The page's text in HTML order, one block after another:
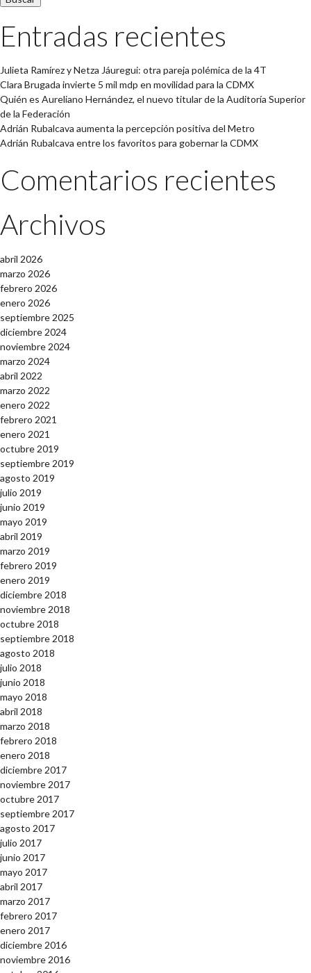
Entradas recientes
Julieta Ramírez y Netza Jáuregui: otra pareja polémica de la 4T
Clara Brugada invierte 5 mil mdp en movilidad para la CDMX
Quién es Aureliano Hernández, el nuevo titular de la Auditoría Superior
de la Federación
Adrián Rubalcava aumenta la percepción positiva del Metro
Adrián Rubalcava entre los favoritos para gobernar la CDMX
Comentarios recientes
Archivos
abril 2026
marzo 2026
febrero 2026
enero 2026
septiembre 2025
diciembre 2024
noviembre 2024
marzo 2024
abril 2022
marzo 2022
enero 2022
febrero 2021
enero 2021
octubre 2019
septiembre 2019
agosto 2019
julio 2019
junio 2019
mayo 2019
abril 2019
marzo 2019
febrero 2019
enero 2019
diciembre 2018
noviembre 2018
octubre 2018
septiembre 2018
agosto 2018
julio 2018
junio 2018
mayo 2018
abril 2018
marzo 2018
febrero 2018
enero 2018
diciembre 2017
noviembre 2017
octubre 2017
septiembre 2017
agosto 2017
julio 2017
junio 2017
mayo 2017
abril 2017
marzo 2017
febrero 2017
enero 2017
diciembre 2016
noviembre 2016